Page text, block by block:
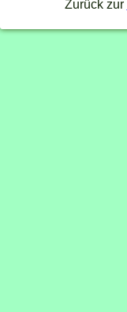
Zurück zur